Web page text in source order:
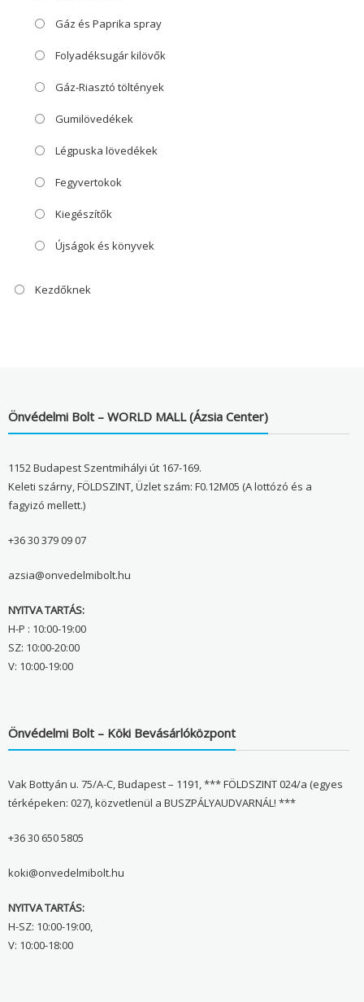
Gáz és Paprika spray
Folyadéksugár kilövők
Gáz-Riasztó töltények
Gumilövedékek
Légpuska lövedékek
Fegyvertokok
Kiegészítők
Újságok és könyvek
Kezdőknek
Önvédelmi Bolt – WORLD MALL (Ázsia Center)
1152 Budapest Szentmihályi út 167-169.
Keleti szárny, FÖLDSZINT, Üzlet szám: F0.12M05 (A lottózó és a
fagyizó mellett.)
+36 30 379 09 07
azsia@onvedelmibolt.hu
NYITVA TARTÁS:
H-P : 10:00-19:00
SZ: 10:00-20:00
V: 10:00-19:00
Önvédelmi Bolt – Köki Bevásárlóközpont
Vak Bottyán u. 75/A-C, Budapest – 1191, *** FÖLDSZINT 024/a (egyes
térképeken: 027), közvetlenül a BUSZPÁLYAUDVARNÁL! ***
+36 30 650 5805
koki@onvedelmibolt.hu
NYITVA TARTÁS:
H-SZ: 10:00-19:00,
V: 10:00-18:00